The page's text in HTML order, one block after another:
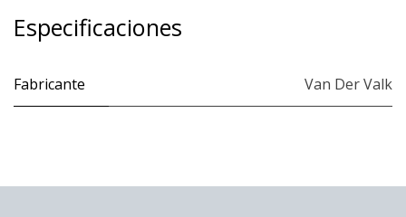
Especificaciones
Fabricante Van Der Valk